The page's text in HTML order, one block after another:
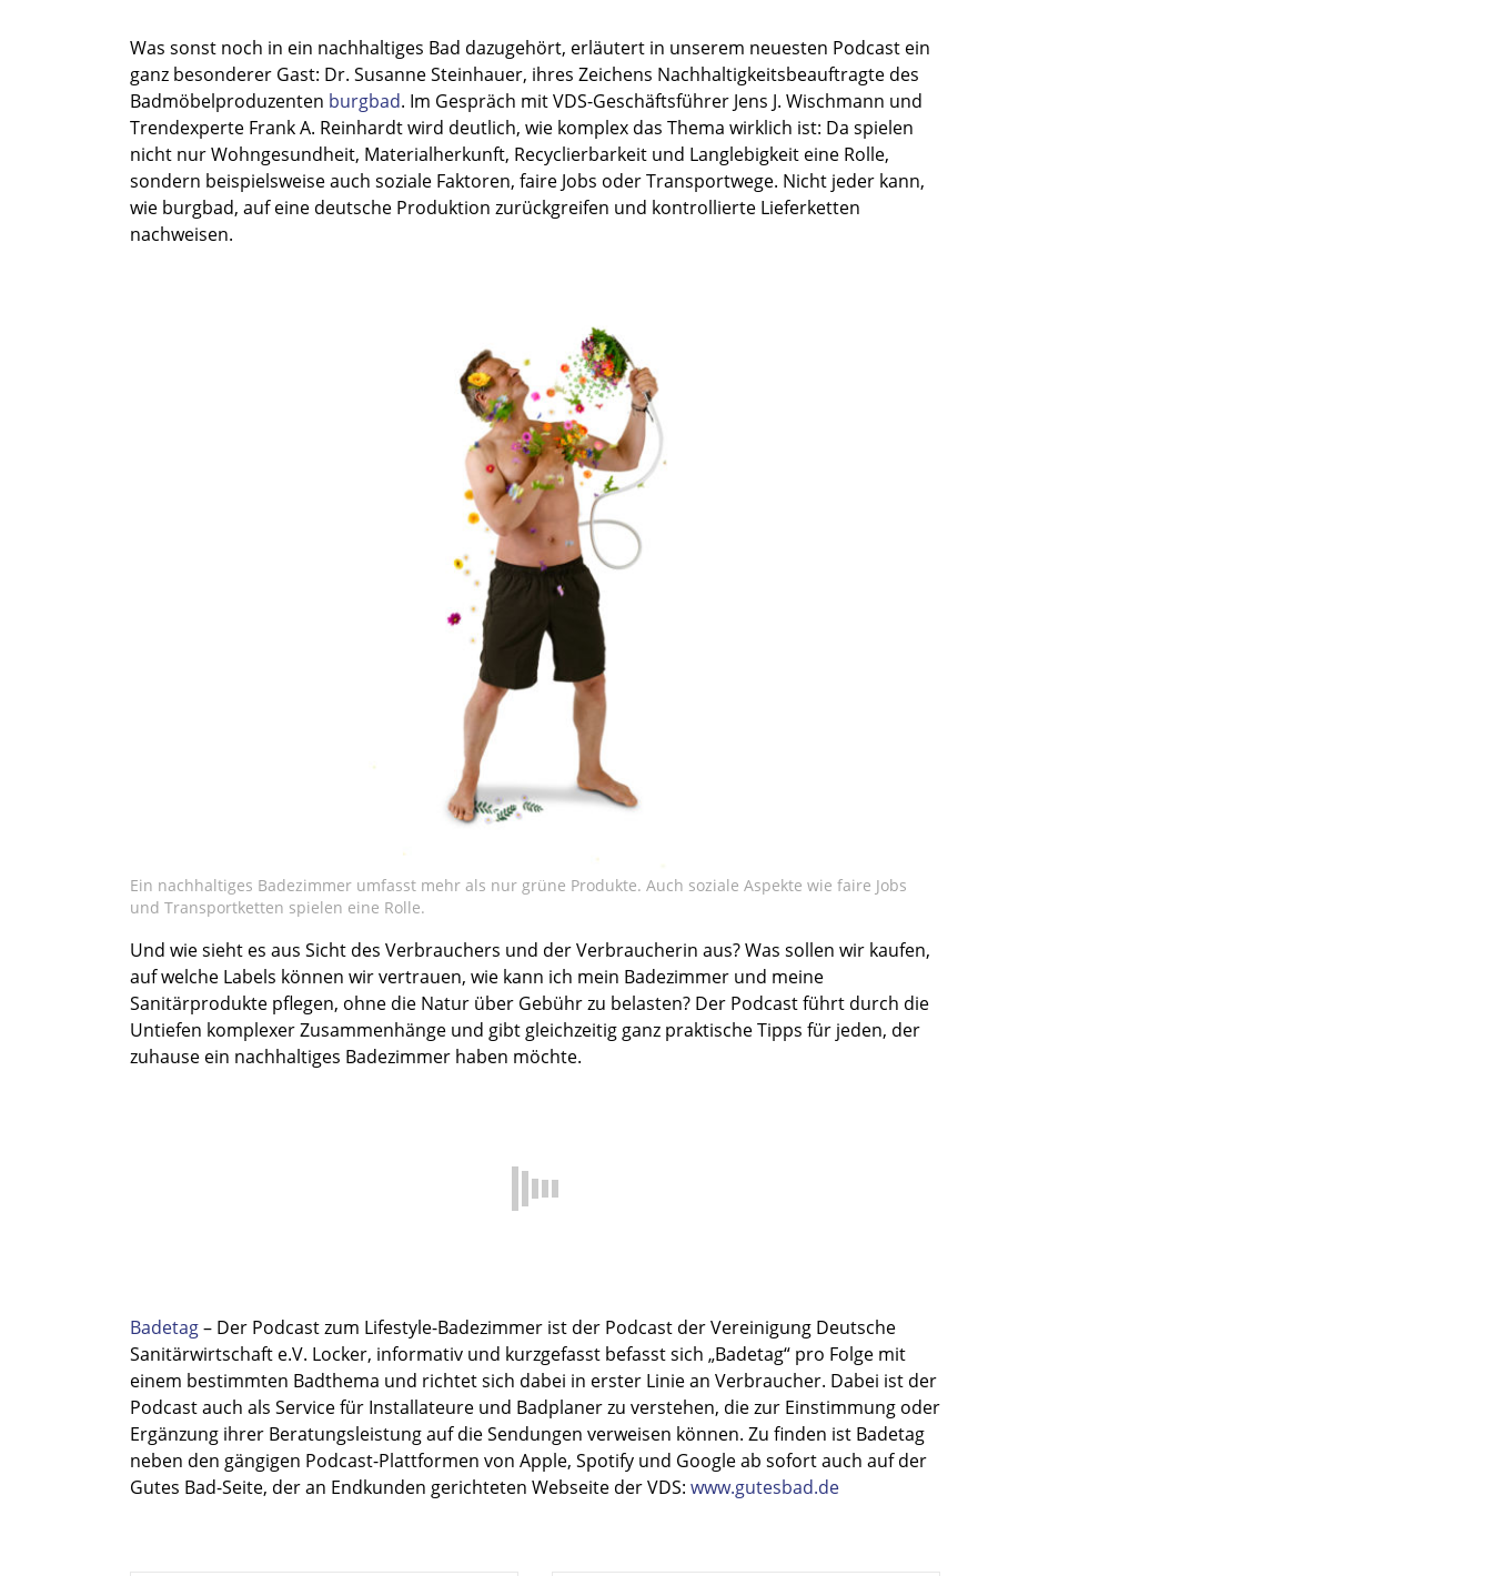
Was sonst noch in ein nachhaltiges Bad dazugehört, erläutert in unserem neuesten Podcast ein
ganz besonderer Gast: Dr. Susanne Steinhauer, ihres Zeichens Nachhaltigkeitsbeauftragte des
Badmöbelproduzenten burgbad. Im Gespräch mit VDS-Geschäftsführer Jens J. Wischmann und
Trendexperte Frank A. Reinhardt wird deutlich, wie komplex das Thema wirklich ist: Da spielen
nicht nur Wohngesundheit, Materialherkunft, Recyclierbarkeit und Langlebigkeit eine Rolle,
sondern beispielsweise auch soziale Faktoren, faire Jobs oder Transportwege. Nicht jeder kann,
wie burgbad, auf eine deutsche Produktion zurückgreifen und kontrollierte Lieferketten
nachweisen.
Ein nachhaltiges Badezimmer umfasst mehr als nur grüne Produkte. Auch soziale Aspekte wie faire Jobs
und Transportketten spielen eine Rolle.
Und wie sieht es aus Sicht des Verbrauchers und der Verbraucherin aus? Was sollen wir kaufen,
auf welche Labels können wir vertrauen, wie kann ich mein Badezimmer und meine
Sanitärprodukte pflegen, ohne die Natur über Gebühr zu belasten? Der Podcast führt durch die
Untiefen komplexer Zusammenhänge und gibt gleichzeitig ganz praktische Tipps für jeden, der
zuhause ein nachhaltiges Badezimmer haben möchte.
Badetag– Der Podcast zum Lifestyle-Badezimmer ist der Podcast der Vereinigung Deutsche
Sanitärwirtschaft e.V. Locker, informativ und kurzgefasst befasst sich „Badetag“ pro Folge mit
einem bestimmten Badthema und richtet sich dabei in erster Linie an Verbraucher. Dabei ist der
Podcast auch als Service für Installateure und Badplaner zu verstehen, die zur Einstimmung oder
Ergänzung ihrer Beratungsleistung auf die Sendungen verweisen können. Zu finden ist Badetag
neben den gängigen Podcast-Plattformen von Apple, Spotify und Google ab sofort auch auf der
Gutes Bad-Seite, der an Endkunden gerichteten Webseite der VDS: www.gutesbad.de